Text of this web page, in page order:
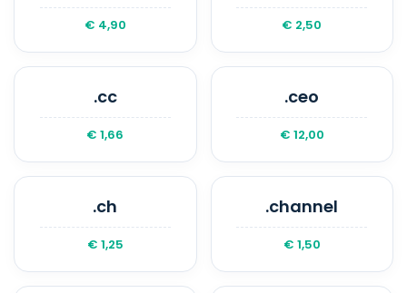
€ 4,90 € 2,50
.cc
€ 1,66
.ceo
€ 12,00
.ch
€ 1,25
.channel
€ 1,50